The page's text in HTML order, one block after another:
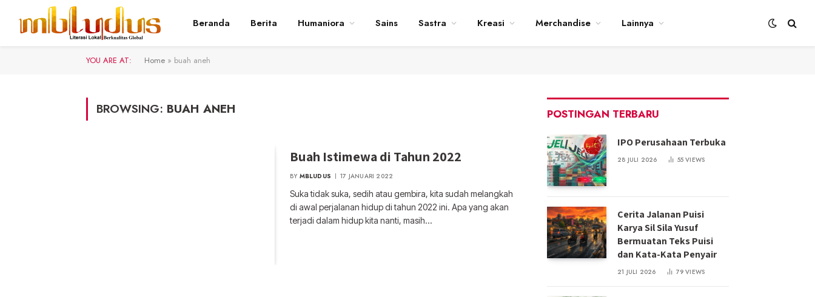
Beranda Berita Humaniora Sains Sastra Kreasi Merchandise Lainnya
YOU ARE AT: Home » buah aneh
BROWSING: BUAH ANEH
Buah Istimewa di Tahun 2022
BY MBLUDUS 17 JANUARI 2022
Suka tidak suka, sedih atau gembira, kita sudah melangkah
di awal perjalanan hidup di tahun 2022 ini. Apa yang akan
terjadi dalam hidup kita nanti, masih…
POSTINGAN TERBARU
IPO Perusahaan Terbuka
28 JULI 2026 55VIEWS
Cerita Jalanan Puisi
Karya Sil Sila Yusuf
Bermuatan Teks Puisi
dan Kata-Kata Penyair
21 JULI 2026 79VIEWS